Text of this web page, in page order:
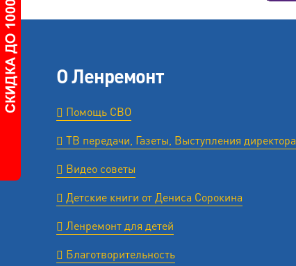
О Ленремонт
Помощь СВО
ТВ передачи, Газеты, Выступления директора
Видео советы
Детские книги от Дениса Сорокина
Ленремонт для детей
Благотворительность